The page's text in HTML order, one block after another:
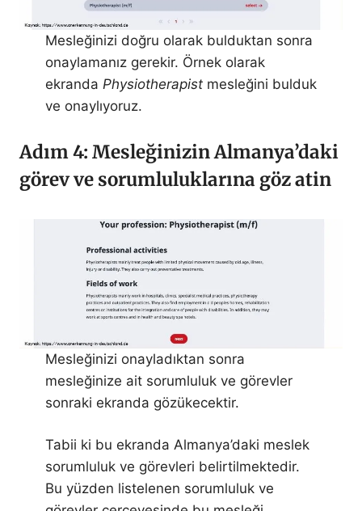
Mesleğinizi doğru olarak bulduktan sonra
onaylamanız gerekir. Örnek olarak
ekranda Physiotherapist mesleğini bulduk
ve onaylıyoruz.
Adım 4: Mesleğinizin Almanya’daki
görev ve sorumluluklarına göz atin
Mesleğinizi onayladıktan sonra
mesleğinize ait sorumluluk ve görevler
sonraki ekranda gözükecektir.
Tabii ki bu ekranda Almanya’daki meslek
sorumluluk ve görevleri belirtilmektedir.
Bu yüzden listelenen sorumluluk ve